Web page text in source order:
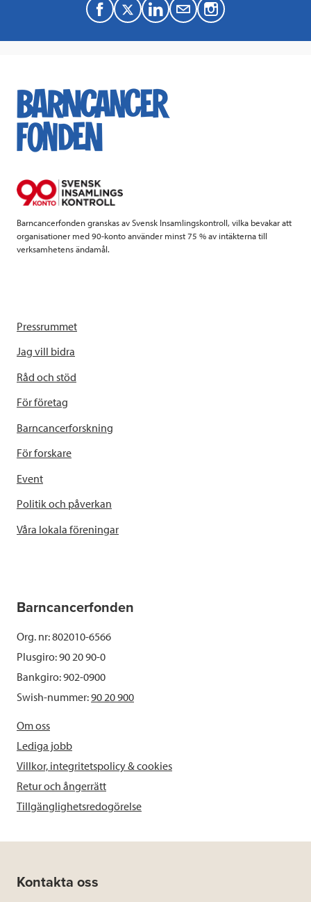
F
a
e
b
k
T
w
t
t
L
i
k
e
M
a
Barncancerfonden granskas av Svensk Insamlingskontroll, vilka bevakar att
organisationer med 90-konto använder minst 75 % av intäkterna till
verksamhetens ändamål.
Pressrummet
Jag vill bidra
Råd och stöd
För företag
Barncancerforskning
För forskare
Event
Politik och påverkan
Våra lokala föreningar
Barncancerfonden
Org. nr: 802010-6566
Plusgiro: 90 20 90-0
Bankgiro: 902-0900
Swish-nummer:90 20 900
Om oss
Lediga jobb
Villkor, integritetspolicy & cookies
Retur och ångerrätt
Tillgänglighetsredogörelse
Kontakta oss